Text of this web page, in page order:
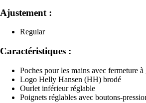
Ajustement :
Regular
Caractéristiques :
Poches pour les mains avec fermeture
Logo Helly Hansen (HH) brodé
Ourlet inférieur réglable
Poignets réglables avec boutons-